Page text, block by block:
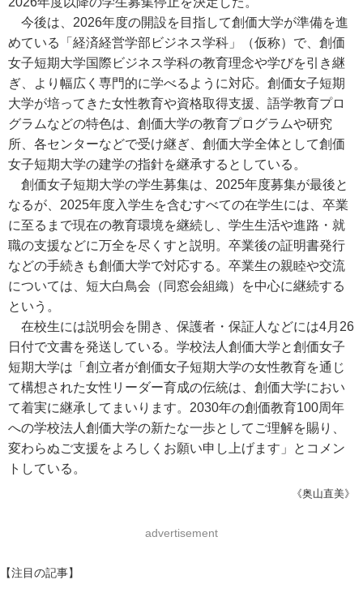
今後は、2026年度の開設を目指して創価大学が準備を進
めている「経済経営学部ビジネス学科」（仮称）で、創価
女子短期大学国際ビジネス学科の教育理念や学びを引き継
ぎ、より幅広く専門的に学べるように対応。創価女子短期
大学が培ってきた女性教育や資格取得支援、語学教育プロ
グラムなどの特色は、創価大学の教育プログラムや研究
所、各センターなどで受け継ぎ、創価大学全体として創価
女子短期大学の建学の指針を継承するとしている。
創価女子短期大学の学生募集は、2025年度募集が最後と
なるが、2025年度入学生を含むすべての在学生には、卒業
に至るまで現在の教育環境を継続し、学生生活や進路・就
職の支援などに万全を尽くすと説明。卒業後の証明書発行
などの手続きも創価大学で対応する。卒業生の親睦や交流
については、短大白鳥会（同窓会組織）を中心に継続する
という。
在校生には説明会を開き、保護者・保証人などには4月26
日付で文書を発送している。学校法人創価大学と創価女子
短期大学は「創立者が創価女子短期大学の女性教育を通じ
て構想された女性リーダー育成の伝統は、創価大学におい
て着実に継承してまいります。2030年の創価教育100周年
への学校法人創価大学の新たな一歩としてご理解を賜り、
変わらぬご支援をよろしくお願い申し上げます」とコメン
トしている。
《奥山直美》
advertisement
【注目の記事】